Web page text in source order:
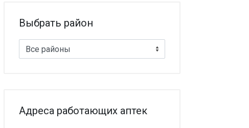
Выбрать район
Все районы
Адреса работающих аптек